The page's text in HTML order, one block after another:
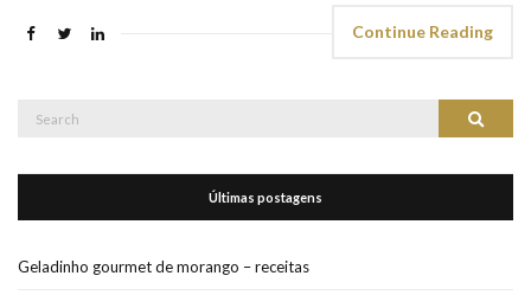
Continue Reading
Search
Últimas postagens
Geladinho gourmet de morango – receitas